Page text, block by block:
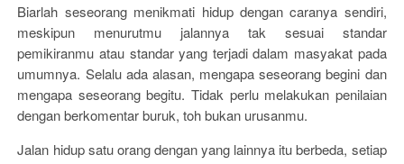
Biarlah seseorang menikmati hidup dengan caranya sendiri,
meskipun menurutmu jalannya tak sesuai standar
pemikiranmu atau standar yang terjadi dalam masyakat pada
umumnya. Selalu ada alasan, mengapa seseorang begini dan
mengapa seseorang begitu. Tidak perlu melakukan penilaian
dengan berkomentar buruk, toh bukan urusanmu.
Jalan hidup satu orang dengan yang lainnya itu berbeda, setiap